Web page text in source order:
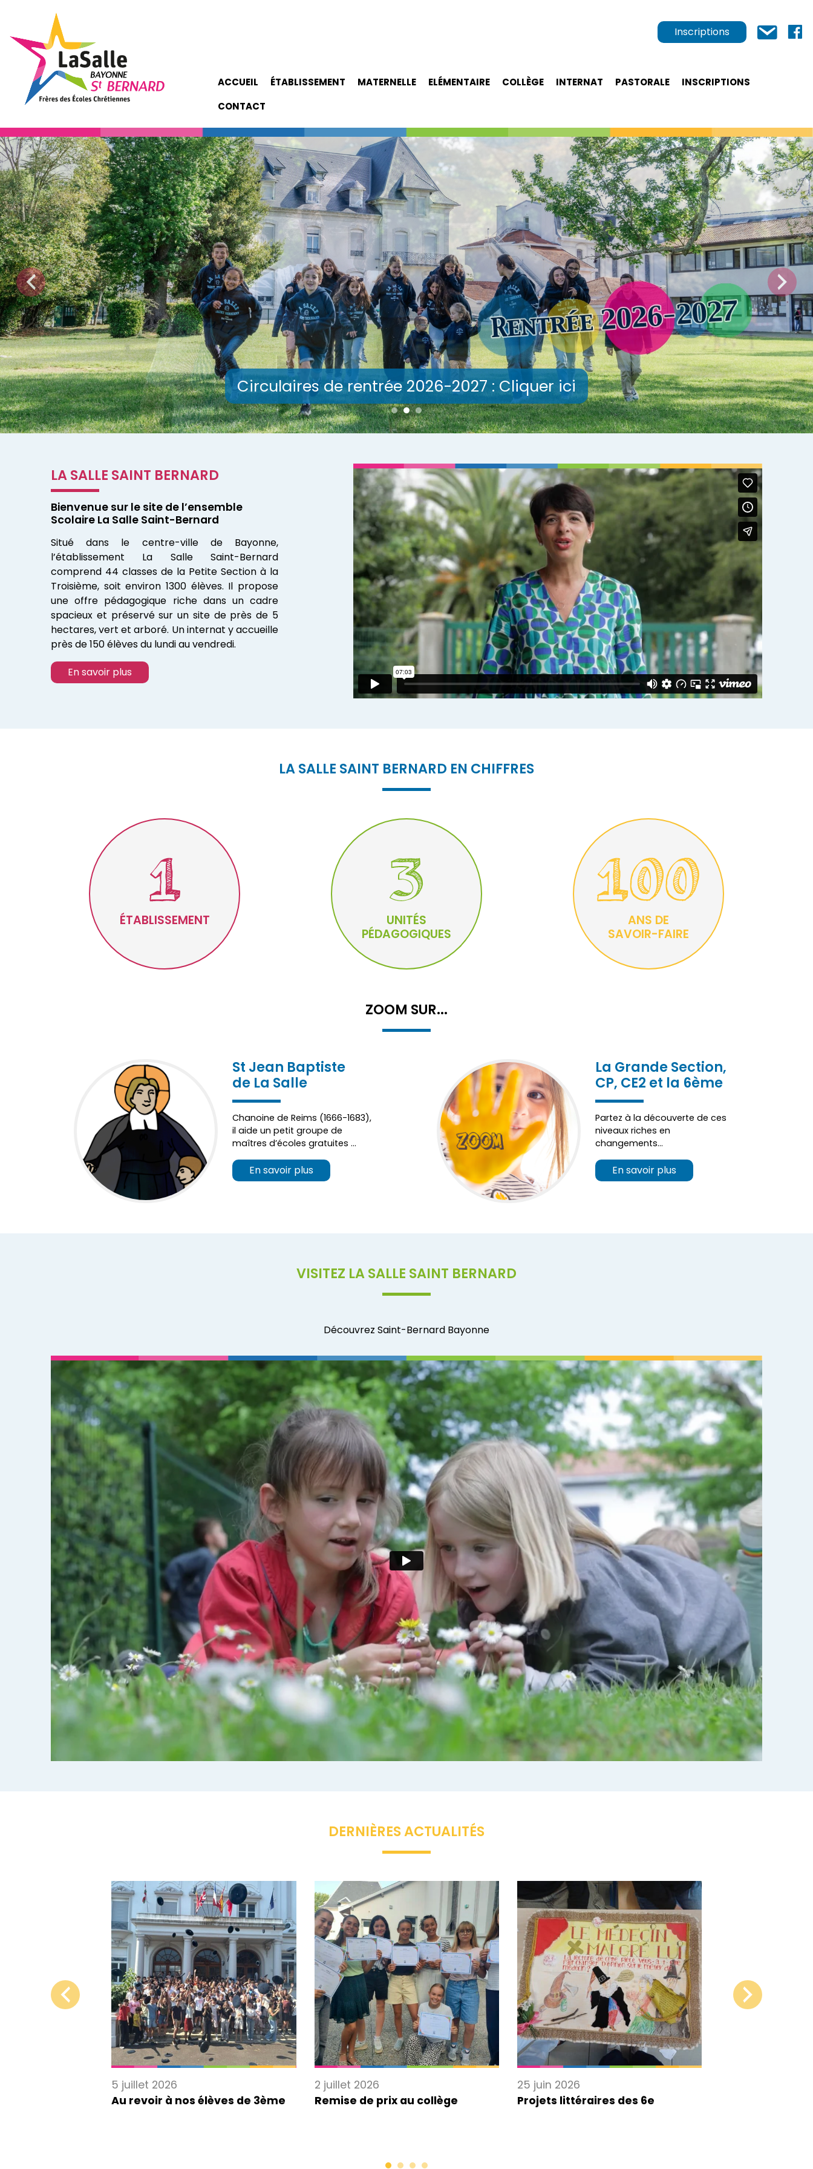
Inscriptions
ACCUEIL ÉTABLISSEMENT MATERNELLE ELÉMENTAIRE COLLÈGE INTERNAT PASTORALE
INSCRIPTIONS
CONTACT
Circulaires de rentrée 2026-2027 : Cliquer ici
LA SALLE SAINT BERNARD
Bienvenue sur le site de l’ensemble
Scolaire La Salle Saint-Bernard
Situé dans le centre-ville de Bayonne,
l’établissement La Salle Saint-Bernard
comprend 44 classes de la Petite Section à la
Troisième, soit environ 1300 élèves. Il propose
une offre pédagogique riche dans un cadre
spacieux et préservé sur un site de près de 5
hectares, vert et arboré. Un internat y accueille
près de 150 élèves du lundi au vendredi.
En savoir plus
LA SALLE SAINT BERNARD EN CHIFFRES
ÉTABLISSEMENT
UNITÉS
PÉDAGOGIQUES
ANS DE
SAVOIR-FAIRE
ZOOM SUR...
St Jean Baptiste
de La Salle
Chanoine de Reims (1666-1683),
il aide un petit groupe de
maîtres d’écoles gratuites …
En savoir plus
La Grande Section,
CP, CE2 et la 6ème
Partez à la découverte de ces
niveaux riches en
changements…
En savoir plus
VISITEZ LA SALLE SAINT BERNARD
Découvrez Saint-Bernard Bayonne
DERNIÈRES ACTUALITÉS
5 juillet 2026
Au revoir à nos élèves de 3ème
2 juillet 2026
Remise de prix au collège
25 juin 2026
Projets littéraires des 6e